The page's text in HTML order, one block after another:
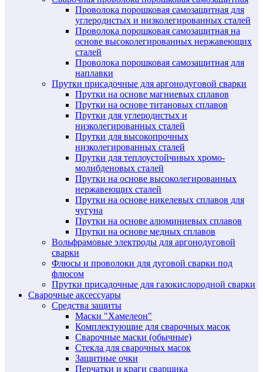
Проволока порошковая самозащитная для
углеродистых и низколегированных сталей
Проволока порошковая самозащитная на
основе высоколегированных нержавеющих
сталей
Проволока порошковая самозащитная для
наплавки
Прутки присадочные для аргонодуговой сварки
Прутки на основе магниевых сплавов
Прутки на основе титановых сплавов
Прутки для углеродистых и
низколегированных сталей
Прутки для высокопрочных
низколегированных сталей
Прутки для теплоустойчивых хромо-
молибденовых сталей
Прутки на основе высоколегированных
нержавеющих сталей
Прутки на основе никелевых сплавов для
чугуна
Прутки на основе алюминиевых сплавов
Прутки на основе медных сплавов
Вольфрамовые электроды для аргонодуговой
сварки
Флюсы и проволоки для дуговой сварки под
флюсом
Прутки присадочные для газокислородной сварки
Сварочные аксессуары
Средства защиты
Маски "Хамелеон"
Комплектующие для сварочных масок
Сварочные маски (обычные)
Стекла для сварочных масок
Защитные очки
Перчатки и краги сварщика